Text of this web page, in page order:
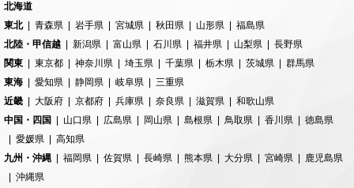
北海道
東北
青森県 岩手県 宮城県 秋田県 山形県
福島県
北陸・甲信越
新潟県 富山県 石川県 福井県 山梨県
長野県
関東
東京都 神奈川県 埼玉県 千葉県 栃木県 茨城県
群馬県
東海
愛知県 静岡県 岐阜県
三重県
近畿
大阪府 京都府 兵庫県 奈良県 滋賀県
和歌山県
中国・四国
山口県 広島県 岡山県 島根県 鳥取県 香川県
徳島県
愛媛県
高知県
九州・沖縄
福岡県 佐賀県 長崎県 熊本県 大分県 宮崎県
鹿児島県
沖縄県